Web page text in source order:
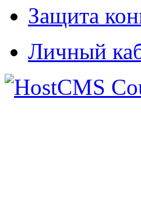
Защита
Личный